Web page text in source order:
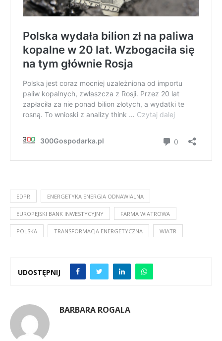
EDPR ENERGETYKA ENERGIA ODNAWIALNA
EUROPEJSKI BANK INWESTYCYJNY FARMA WIATROWA
POLSKA TRANSFORMACJA ENERGETYCZNA WIATR
UDOSTĘPNIJ
BARBARA ROGALA